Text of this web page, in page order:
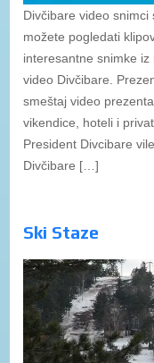
Divčibare video
možete pogledati
interesantne snimke
video Divčibare.
smeštaj video
vikendice, hoteli i
President Divcibare
Divčibare […]
Ski Staze